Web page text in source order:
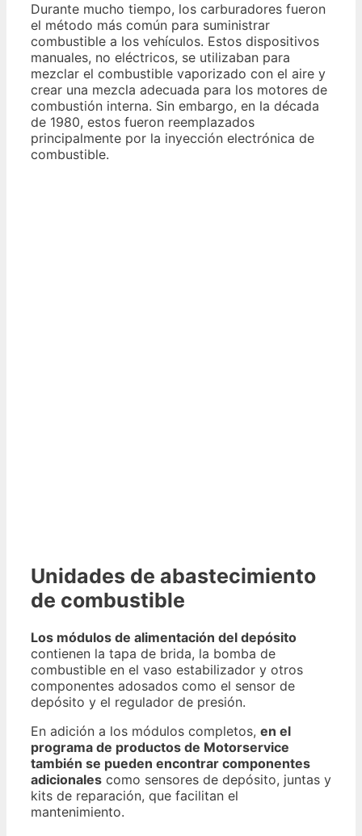
Durante mucho tiempo, los carburadores fueron
el método más común para suministrar
combustible a los vehículos. Estos dispositivos
manuales, no eléctricos, se utilizaban para
mezclar el combustible vaporizado con el aire y
crear una mezcla adecuada para los motores de
combustión interna. Sin embargo, en la década
de 1980, estos fueron reemplazados
principalmente por la inyección electrónica de
combustible.
Unidades de abastecimiento
de combustible
Los módulos de alimentación del depósito
contienen la tapa de brida, la bomba de
combustible en el vaso estabilizador y otros
componentes adosados ​​como el sensor de
depósito y el regulador de presión.
En adición a los módulos completos, en el
programa de productos de Motorservice
también se pueden encontrar componentes
adicionales como sensores de depósito, juntas y
kits de reparación, que facilitan el
mantenimiento.